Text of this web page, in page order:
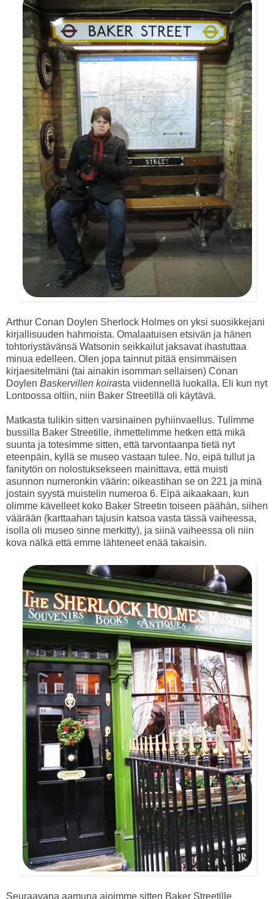
Arthur Conan Doylen Sherlock Holmes on yksi suosikkejani
kirjallisuuden hahmoista. Omalaatuisen etsivän ja hänen
tohtoriystävänsä Watsonin seikkailut jaksavat ihastuttaa
minua edelleen. Olen jopa tainnut pitää ensimmäisen
kirjaesitelmäni (tai ainakin isomman sellaisen) Conan
Doylen Baskervillen koirasta viidennellä luokalla. Eli kun nyt
Lontoossa oltiin, niin Baker Streetillä oli käytävä.
Matkasta tulikin sitten varsinainen pyhiinvaellus. Tulimme
bussilla Baker Streetille, ihmettelimme hetken että mikä
suunta ja totesimme sitten, että tarvontaanpa tietä nyt
eteenpäin, kyllä se museo vastaan tulee. No, eipä tullut ja
fanitytön on nolostuksekseen mainittava, että muisti
asunnon numeronkin väärin: oikeastihan se on 221 ja minä
jostain syystä muistelin numeroa 6. Eipä aikaakaan, kun
olimme kävelleet koko Baker Streetin toiseen päähän, siihen
väärään (karttaahan tajusin katsoa vasta tässä vaiheessa,
isolla oli museo sinne merkitty), ja siinä vaiheessa oli niin
kova nälkä että emme lähteneet enää takaisin.
Seuraavana aamuna ajoimme sitten Baker Streetille